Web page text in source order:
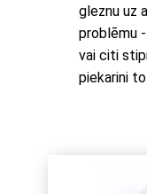
gleznu uz
problēmu
vai citi
piekarini